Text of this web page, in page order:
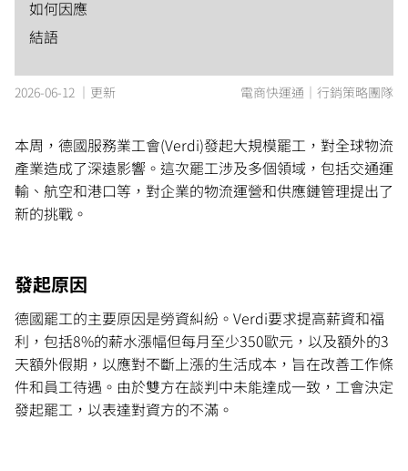
如何因應
結語
2026-06-12 ｜更新 電商快運通｜行銷策略團隊
本周，德國服務業工會(Verdi)發起大規模罷工，對全球物流
產業造成了深遠影響。這次罷工涉及多個領域，包括交通運
輸、航空和港口等，對企業的物流運營和供應鏈管理提出了
新的挑戰。
發起原因
德國罷工的主要原因是勞資糾紛。Verdi要求提高薪資和福
利，包括8%的薪水漲幅但每月至少350歐元，以及額外的3
天額外假期，以應對不斷上漲的生活成本，旨在改善工作條
件和員工待遇。由於雙方在談判中未能達成一致，工會決定
發起罷工，以表達對資方的不滿。